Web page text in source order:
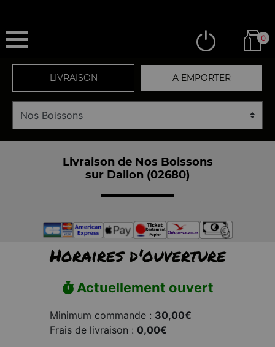
0
LIVRAISON A EMPORTER
Livraison de Nos Boissons
sur Dallon (02680)
Horaires d'ouverture
Actuellement ouvert
Minimum commande : 30,00€
Frais de livraison : 0,00€